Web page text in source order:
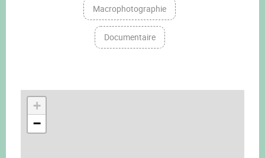
Macrophotographie
Documentaire
+
−